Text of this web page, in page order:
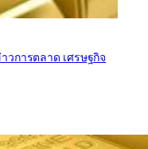
วการตลาด เศรษฐกิจ